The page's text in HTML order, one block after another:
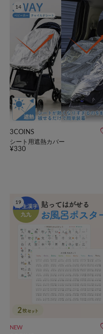
14
3COINS
シート用遮熱カバー
¥330
19
NEW